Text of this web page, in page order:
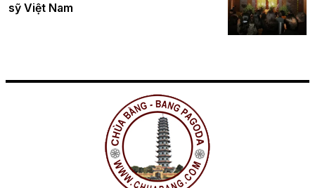
sỹ Việt Nam